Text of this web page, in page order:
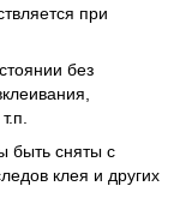
при
без
быть сняты с
клея и других